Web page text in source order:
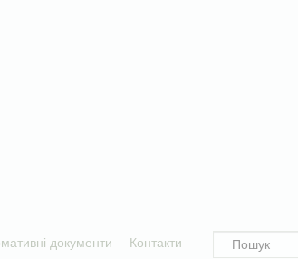
документи Контакти